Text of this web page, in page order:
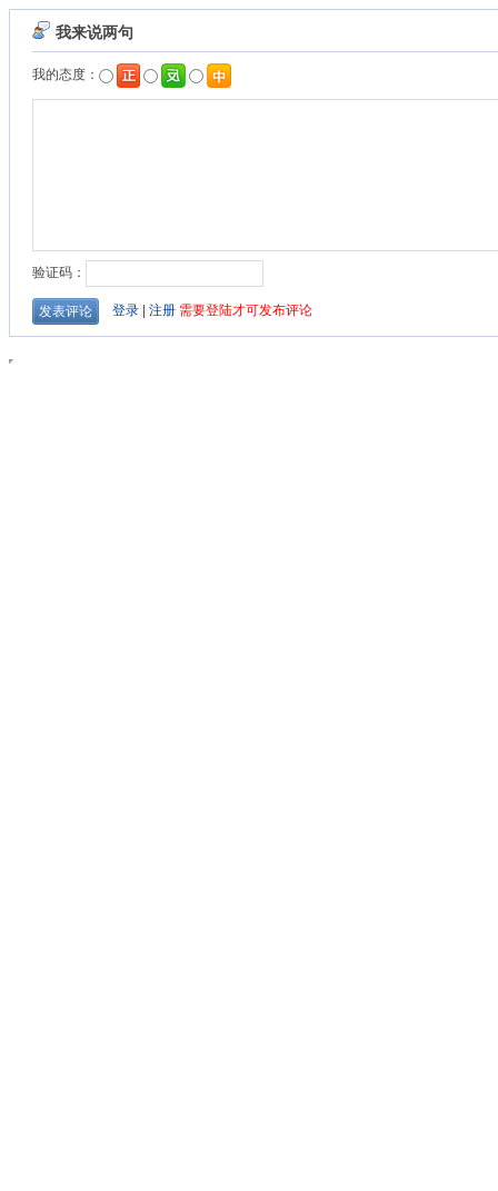
我来说两句
我的态度：
验证码：
登录 注册 需要登陆才可发布评论